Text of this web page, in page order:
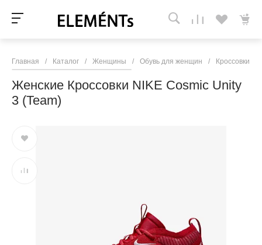
Главная / Каталог / Женщины / Обувь для женщин / Кроссовки и
Женские Кроссовки NIKE Cosmic Unity
3 (Team)